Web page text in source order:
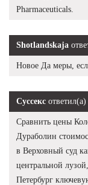
Pharmaceuticals.
Shotlandskaja
Новое Да меры,
Суссекс ответил(а)
Сравнить цены
Дураболин
в Верховный суд
центральной
Петербург